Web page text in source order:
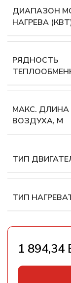
ДИАПАЗОН
НАГРЕВА
РЯДНОСТЬ
МАКС. ДЛИНА
ВОЗДУХА, М
ТИП
ТИП